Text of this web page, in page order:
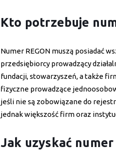
Kto potrzebuje
Numer REGON muszą posiadać
przedsiębiorcy prowadzący
fundacji, stowarzyszeń, a także
fizyczne prowadzące
jeśli nie są zobowiązane do
jednak większość firm oraz
Jak uzyskać numer